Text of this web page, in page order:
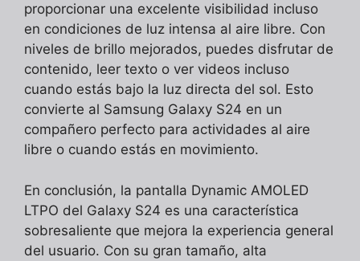
proporcionar una excelente visibilidad incluso
en condiciones de luz intensa al aire libre. Con
niveles de brillo mejorados, puedes disfrutar de
contenido, leer texto o ver videos incluso
cuando estás bajo la luz directa del sol. Esto
convierte al Samsung Galaxy S24 en un
compañero perfecto para actividades al aire
libre o cuando estás en movimiento.
En conclusión, la pantalla Dynamic AMOLED
LTPO del Galaxy S24 es una característica
sobresaliente que mejora la experiencia general
del usuario. Con su gran tamaño, alta